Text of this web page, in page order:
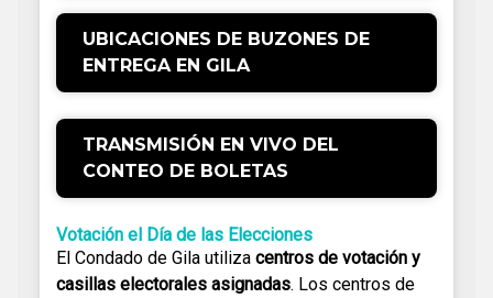
UBICACIONES DE BUZONES DE
ENTREGA EN GILA
TRANSMISIÓN EN VIVO DEL
CONTEO DE BOLETAS
Votación el Día de las Elecciones
El Condado de Gila utiliza centros de votación y
casillas electorales asignadas. Los centros de